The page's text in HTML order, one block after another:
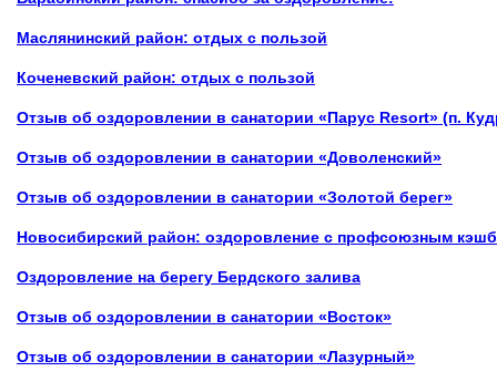
Маслянинский район: отдых с пользой
Коченевский район: отдых с пользой
Отзыв об оздоровлении в санатории «Парус Resort» (п.
Отзыв об оздоровлении в санатории «Доволенский»
Отзыв об оздоровлении в санатории «Золотой берег»
Новосибирский район: оздоровление с профсоюзным
Оздоровление на берегу Бердского залива
Отзыв об оздоровлении в санатории «Восток»
Отзыв об оздоровлении в санатории «Лазурный»